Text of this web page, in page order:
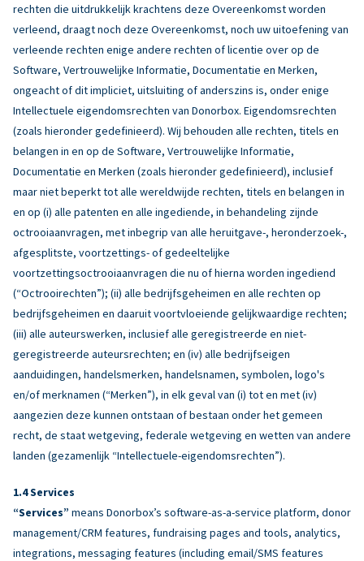
rechten die uitdrukkelijk krachtens deze Overeenkomst worden
verleend, draagt noch deze Overeenkomst, noch uw uitoefening van
verleende rechten enige andere rechten of licentie over op de
Software, Vertrouwelijke Informatie, Documentatie en Merken,
ongeacht of dit impliciet, uitsluiting of anderszins is, onder enige
Intellectuele eigendomsrechten van Donorbox. Eigendomsrechten
(zoals hieronder gedefinieerd). Wij behouden alle rechten, titels en
belangen in en op de Software, Vertrouwelijke Informatie,
Documentatie en Merken (zoals hieronder gedefinieerd), inclusief
maar niet beperkt tot alle wereldwijde rechten, titels en belangen in
en op (i) alle patenten en alle ingediende, in behandeling zijnde
octrooiaanvragen, met inbegrip van alle heruitgave-, heronderzoek-,
afgesplitste, voortzettings- of gedeeltelijke
voortzettingsoctrooiaanvragen die nu of hierna worden ingediend
(“Octrooirechten”); (ii) alle bedrijfsgeheimen en alle rechten op
bedrijfsgeheimen en daaruit voortvloeiende gelijkwaardige rechten;
(iii) alle auteurswerken, inclusief alle geregistreerde en niet-
geregistreerde auteursrechten; en (iv) alle bedrijfseigen
aanduidingen, handelsmerken, handelsnamen, symbolen, logo's
en/of merknamen (“Merken”), in elk geval van (i) tot en met (iv)
aangezien deze kunnen ontstaan of bestaan onder het gemeen
recht, de staat wetgeving, federale wetgeving en wetten van andere
landen (gezamenlijk “Intellectuele-eigendomsrechten”).
Services
“Services” means Donorbox’s software-as-a-service platform, donor
management/CRM features, fundraising pages and tools, analytics,
integrations, messaging features (including email/SMS features